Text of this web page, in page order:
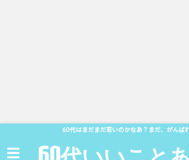
60代はまだまだ若いのかなあ？まだ、がんば